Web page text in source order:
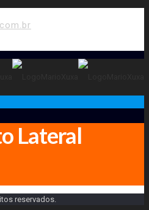
Lateral
reservados.